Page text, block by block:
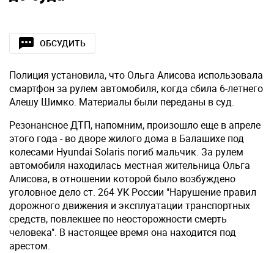
ОБСУДИТЬ
Полиция установила, что Ольга Алисова использовала
смартфон за рулем автомобиля, когда сбила 6-летнего
Алешу Шимко. Материалы были переданы в суд.
Резонансное ДТП, напомним, произошло еще в апреле
этого года - во дворе жилого дома в Балашихе под
колесами Hyundai Solaris погиб мальчик. За рулем
автомобиля находилась местная жительница Ольга
Алисова, в отношении которой было возбуждено
уголовное дело ст. 264 УК России "Нарушение правил
дорожного движения и эксплуатации транспортных
средств, повлекшее по неосторожности смерть
человека". В настоящее время она находится под
арестом.